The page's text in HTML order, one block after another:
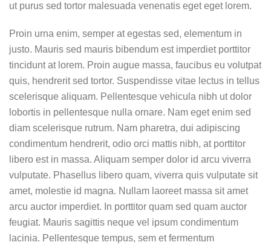
ut purus sed tortor malesuada venenatis eget eget lorem.
Proin urna enim, semper at egestas sed, elementum in
justo. Mauris sed mauris bibendum est imperdiet porttitor
tincidunt at lorem. Proin augue massa, faucibus eu volutpat
quis, hendrerit sed tortor. Suspendisse vitae lectus in tellus
scelerisque aliquam. Pellentesque vehicula nibh ut dolor
lobortis in pellentesque nulla ornare. Nam eget enim sed
diam scelerisque rutrum. Nam pharetra, dui adipiscing
condimentum hendrerit, odio orci mattis nibh, at porttitor
libero est in massa. Aliquam semper dolor id arcu viverra
vulputate. Phasellus libero quam, viverra quis vulputate sit
amet, molestie id magna. Nullam laoreet massa sit amet
arcu auctor imperdiet. In porttitor quam sed quam auctor
feugiat. Mauris sagittis neque vel ipsum condimentum
lacinia. Pellentesque tempus, sem et fermentum